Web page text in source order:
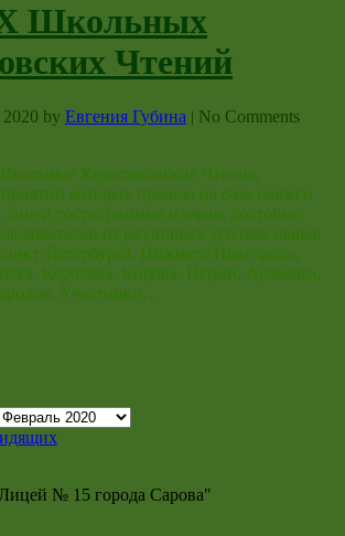
Школьных
Чтений
by Евгения Губина | No Comments
Харитоновские Чтения,
которых прошло на базе нашего
лицей гостеприимно и очень достойно
из различных уголков нашей
Петербурга, Нижнего Новгорода,
Королева, Кирова, Перми, Арзамаса,
Участники…
№ 15 города Сарова"